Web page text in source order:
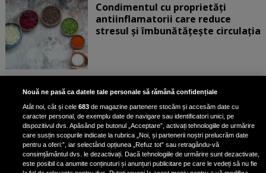
Condimentul cu proprietăți
antiinflamatorii care reduce
stresul și îmbunătățește circulația
Dormi mai putin de 8 ore pe
noapte? Medicul Mihaill Pautov a
spus la ce riscuri te expui: „Îți faci
foarte mult rău”
Nouă ne pasă ca datele tale personale să rămână confidențiale
Atât noi, cât și cele683 de magazine partenere stocăm și accesăm date cu
caracter personal, de exemplu date de navigare sau identificatori unici, pe
dispozitivul dvs. Apăsând pe butonul „Acceptare”, activați tehnologiile de urmărire
care susțin scopurile indicate la rubrica „Noi, și partenerii noștri prelucrăm date
pentru a oferi:”, iar selectând opțiunea „Refuz tot” sau retragându-vă
consimțământul dvs. le dezactivați. Dacă tehnologiile de urmărire sunt dezactivate,
este posibil ca anumite conținuturi și anunțuri publicitare pe care le vedeți să nu fie